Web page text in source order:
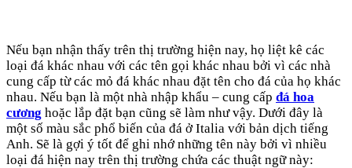
Nếu bạn nhận thấy trên thị trường hiện nay, họ liệt kê các
loại đá khác nhau với các tên gọi khác nhau bởi vì các nhà
cung cấp từ các mỏ đá khác nhau đặt tên cho đá của họ khác
nhau. Nếu bạn là một nhà nhập khẩu – cung cấp đá hoa
cương hoặc lắp đặt bạn cũng sẽ làm như vậy. Dưới đây là
một số màu sắc phổ biến của đá ở Italia với bản dịch tiếng
Anh. Sẽ là gợi ý tốt để ghi nhớ những tên này bởi vì nhiều
loại đá hiện nay trên thị trường chứa các thuật ngữ này: